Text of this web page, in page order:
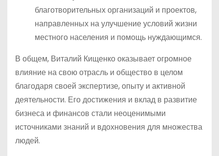
благотворительных организаций и проектов,
направленных на улучшение условий жизни
местного населения и помощь нуждающимся.
В общем, Виталий Кищенко оказывает огромное
влияние на свою отрасль и общество в целом
благодаря своей экспертизе, опыту и активной
деятельности. Его достижения и вклад в развитие
бизнеса и финансов стали неоценимыми
источниками знаний и вдохновения для множества
людей.